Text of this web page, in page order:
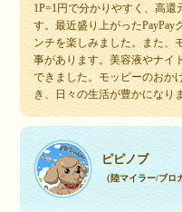
1P=1円で分かりやすく、高
す。最近盛り上がった
ンチを楽しみました。また、
事があります。美容液やナイ
できました。モッピーのおか
き、日々の生活が豊かになり
ピピノブ
（陸マイラー/ブロ